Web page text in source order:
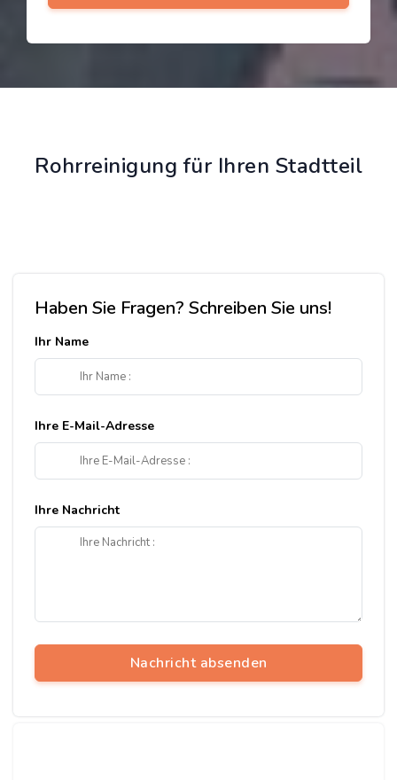
Rohrreinigung für Ihren Stadtteil
Haben Sie Fragen? Schreiben Sie uns!
Ihr Name
Ihre E-Mail-Adresse
Ihre Nachricht
Nachricht absenden